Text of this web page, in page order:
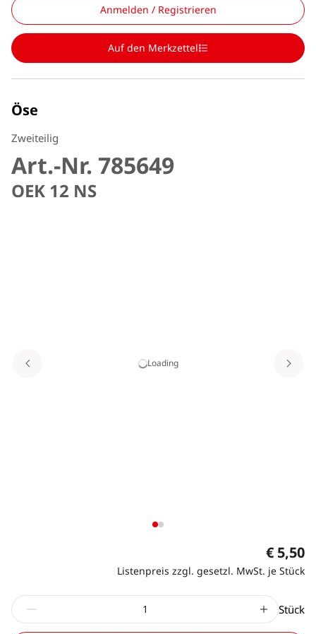
Anmelden / Registrieren
Auf den Merkzettel
Öse
Zweiteilig
Art.-Nr. 785649
OEK 12 NS
Loading
€ 5,50
Listenpreis zzgl. gesetzl. MwSt. je Stück
Stück